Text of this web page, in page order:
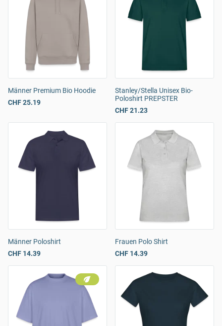
Männer Premium Bio Hoodie
CHF 25.19
Stanley/Stella Unisex Bio-
Poloshirt PREPSTER
CHF 21.23
Männer Poloshirt
CHF 14.39
Frauen Polo Shirt
CHF 14.39